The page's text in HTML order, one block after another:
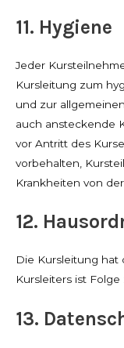
11. Hygiene
Jeder
Kursleitung zum
und zur
auch ansteckende
vor Antritt des
vorbehalten,
Krankheiten von
12.
Die Kursleitung hat
Kursleiters ist Folge
13.